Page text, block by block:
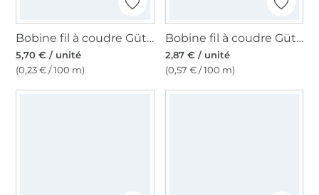
Bobine fil à coudre Gütermann 2500m polyester Toldi Lock, (1000) noir
5,70 € / unité
(0,23 € / 100 m)
Bobine fil à coudre Gütermann 500m polyester Toldi, (582) vert olive
2,87 € / unité
(0,57 € / 100 m)